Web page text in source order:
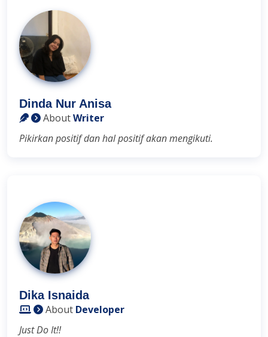
Dinda Nur Anisa
AboutWriter
Pikirkan positif dan hal positif akan mengikuti.
Dika Isnaida
About Developer
Just Do It!!